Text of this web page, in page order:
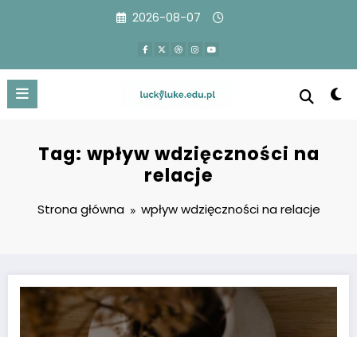
2026-08-07
Tag: wpływ wdzięczności na
relacje
Strona główna wpływ wdzięczności na relacje